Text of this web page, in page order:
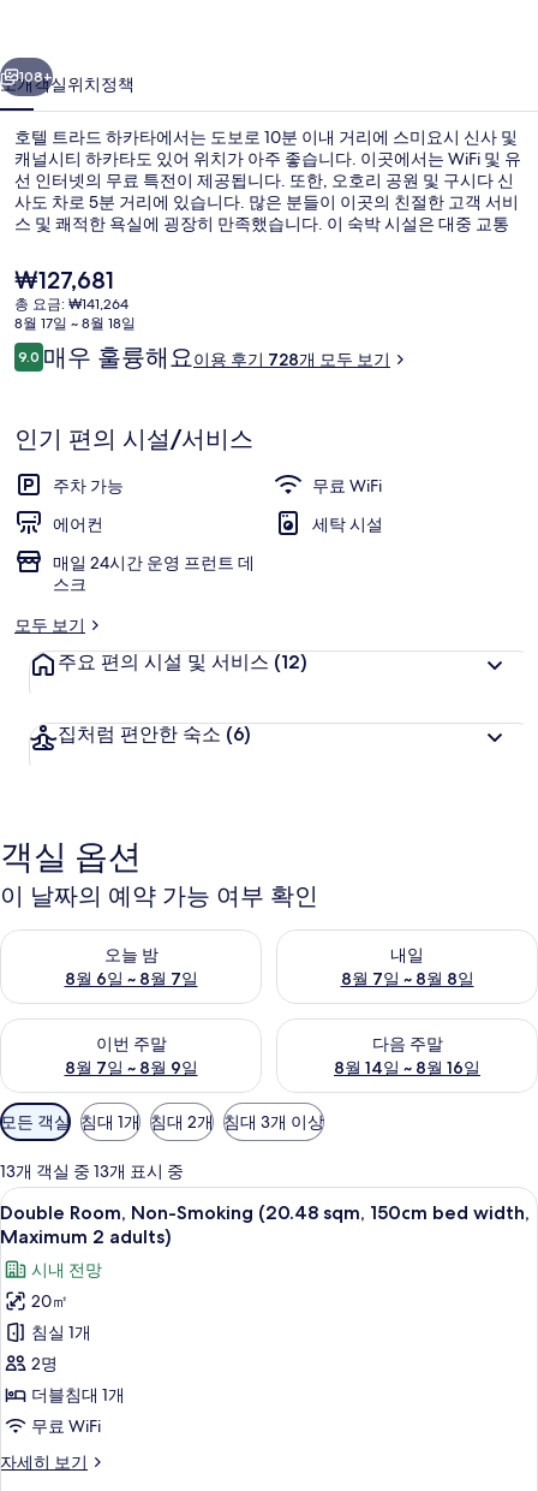
타
의
사
진
갤
러
리
다음
108+
소개객실위치정책
호텔 트라드 하카타에서는 도보로 10분 이내 거리에 스미요시 신사 및
캐널시티 하카타도 있어 위치가 아주 좋습니다. 이곳에서는 WiFi 및 유
선 인터넷의 무료 특전이 제공됩니다. 또한, 오호리 공원 및 구시다 신
사도 차로 5분 거리에 있습니다. 많은 분들이 이곳의 친절한 고객 서비
스 및 쾌적한 욕실에 굉장히 만족했습니다. 이 숙박 시설은 대중 교통
수 있고 쿠시다신자마에역도 12분 거리에 있어요.
현
재
가
격
은
₩127,681
총 요금: ₩141,264
8월 17일 ~ 8월 18일
이
용
기
9.010점 만점 중 9.0점.
매우 훌륭해요이용 후기 728개 모두 보기
인기 편의 시설/서비스
주차 가능
무료 WiFi
에어컨
세탁 시설
매일 24시간 운영 프런트 데
스크
모두 보기
주요 편의 시설 및 서비스 (12)
집처럼 편안한 숙소 (6)
객실 옵션
이 날짜의 예약 가능 여부 확인
오늘 밤
8월 6일 ~ 8월 7일
오늘 밤 예약 가능 여부 확인, 8월 6일 ~ 8월 7일
내일
8월 7일 ~ 8월 8일
내일 예약 가능 여부 확인, 8월
이번 주말
8월 7일 ~ 8월 9일
이번 주말 예약 가능 여부 확인, 8월 7일 ~ 8월 9일
다음 주말
8월 14일 ~ 8월 16일
다음 주말 예약 가능 여부 확인,
객
실
에
사
용
가
능
한
필
터
모든 객실 침대 1개 침대 2개 침대 3개 이상
13개 객실 중 13개 표시 중
Double
Room,
Non-
Smoking
(20.48
sqm,
150cm
bed
width,
Maximum
2
오리/거위털 이불, 객실 내 금고, 책상,
9
Double Room, Non-Smoking (20.48 sqm, 150cm bed width,
Maximum 2 adults)
시내 전망
20㎡
침실 1개
2명
더블침대 1개
무료 WiFi
자세히 보기
Double